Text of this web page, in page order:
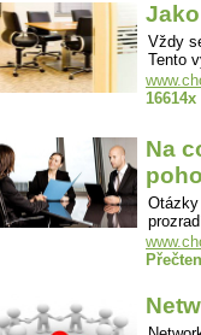
Vždy
Tento
16614x
Na
Otázky